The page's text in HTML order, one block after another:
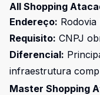
All Shopping
Endereço:
Requisito: CNPJ
Diferencial:
infraestrutura
Master Shopping